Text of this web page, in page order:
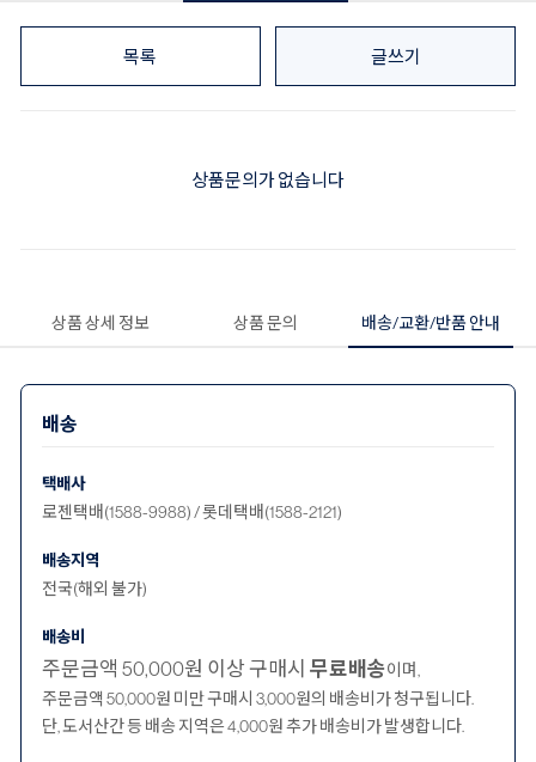
목록 글쓰기
상품문의가 없습니다
상품 상세 정보 상품 문의 배송/교환/반품 안내
배송
택배사
로젠택배(1588-9988) / 롯데택배(1588-2121)
배송지역
전국(해외 불가)
배송비
주문금액 50,000원 이상 구매시 무료배송이며,
주문금액 50,000원 미만 구매시 3,000원의 배송비가 청구됩니다.
단, 도서산간 등 배송 지역은 4,000원 추가 배송비가 발생합니다.